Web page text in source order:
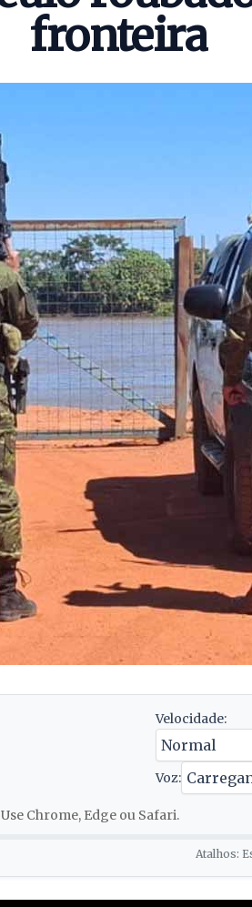
fronteira
Velocidade:
Voz:
Chrome, Edge ou Safari.
Atalhos: